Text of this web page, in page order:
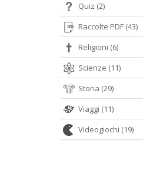
Quiz (2)
Raccolte PDF (43)
Religioni (6)
Scienze (11)
Storia (29)
Viaggi (11)
Videogiochi (19)